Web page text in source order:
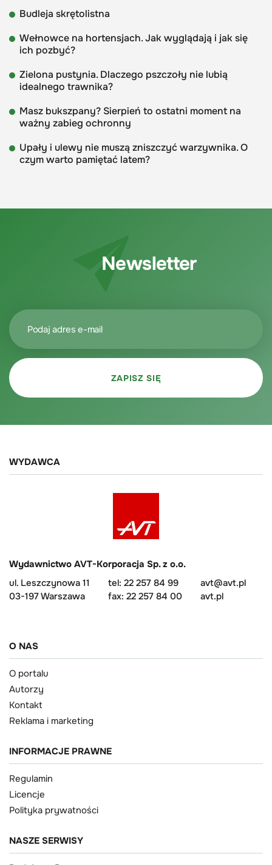
Budleja skrętolistna
Wełnowce na hortensjach. Jak wyglądają i jak się
ich pozbyć?
Zielona pustynia. Dlaczego pszczoły nie lubią
idealnego trawnika?
Masz bukszpany? Sierpień to ostatni moment na
ważny zabieg ochronny
Upały i ulewy nie muszą zniszczyć warzywnika. O
czym warto pamiętać latem?
Newsletter
WYDAWCA
Wydawnictwo AVT-Korporacja Sp. z o.o.
ul. Leszczynowa 11
03-197 Warszawa
tel: 22 257 84 99
fax: 22 257 84 00
avt@avt.pl
avt.pl
O NAS
O portalu
Autorzy
Kontakt
Reklama i marketing
INFORMACJE PRAWNE
Regulamin
Licencje
Polityka prywatności
NASZE SERWISY